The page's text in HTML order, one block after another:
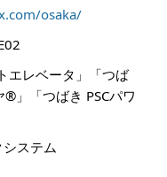
osaka/
エレベータ」「つば
®」「つばき PSCパワ
ステム